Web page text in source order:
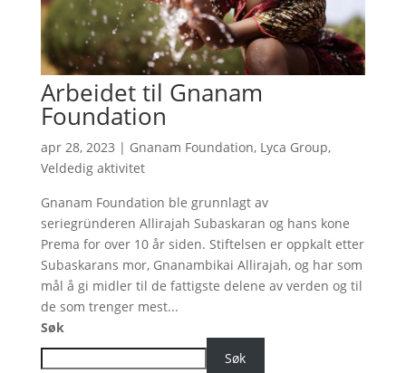
Arbeidet til Gnanam
Foundation
apr 28, 2023 | Gnanam Foundation, Lyca Group,
Veldedig aktivitet
Gnanam Foundation ble grunnlagt av
seriegründeren Allirajah Subaskaran og hans kone
Prema for over 10 år siden. Stiftelsen er oppkalt etter
Subaskarans mor, Gnanambikai Allirajah, og har som
mål å gi midler til de fattigste delene av verden og til
de som trenger mest...
Søk
Søk